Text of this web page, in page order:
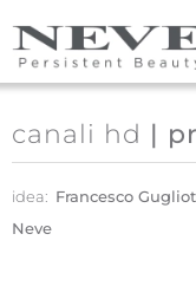
Skip to main
canali hd |
idea: Francesco
Neve